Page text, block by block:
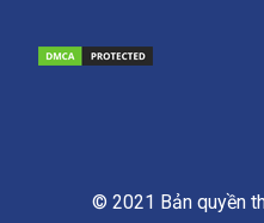
© 2021 Bản quyền